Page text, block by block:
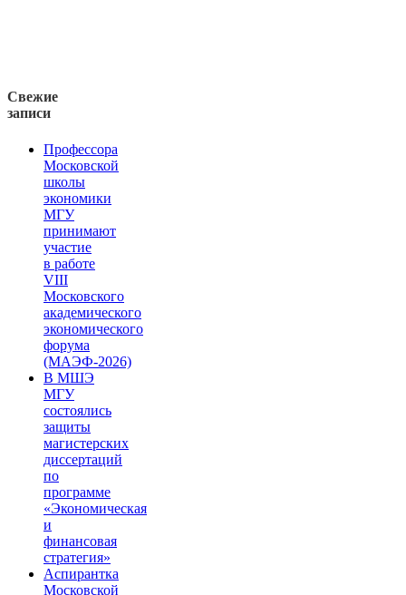
Свежие
записи
Профессора
Московской
школы
экономики
МГУ
принимают
участие
в работе
VIII
Московского
академического
экономического
форума
(МАЭФ-2026)
В МШЭ
МГУ
состоялись
защиты
магистерских
диссертаций
по
программе
«Экономическая
и
финансовая
стратегия»
Аспирантка
Московской